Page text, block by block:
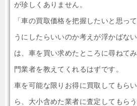
が珍しくありません。
「車の買取価格を把握したいと思っ
うにしたらいいのか考えが浮かばな
は、車を買い求めたところに尋ねて
門業者を教えてくれるはずです。
車を可能な限りお得に買取してもら
ら、大小含めた業者に査定してもら